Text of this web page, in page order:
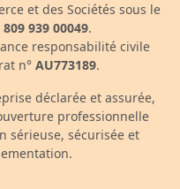
et des Sociétés sous le
809 939 00049.
responsabilité civile
n° AU773189.
déclarée et assurée,
professionnelle
sérieuse, sécurisée et